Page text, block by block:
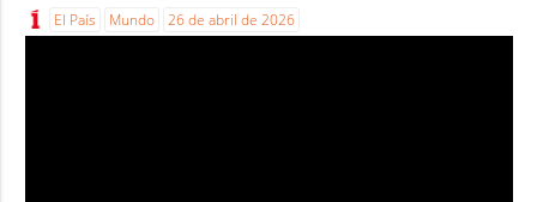
El País Mundo 26 de abril de 2026